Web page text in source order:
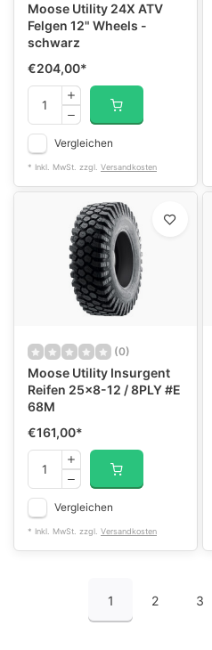
Moose Utility 24X ATV
Felgen 12" Wheels -
schwarz
€204,00*
Vergleichen
* Inkl. MwSt. zzgl. Versandkosten
(0)
Moose Utility Insurgent
Reifen 25x8-12 / 8PLY #E
68M
€161,00*
Vergleichen
* Inkl. MwSt. zzgl. Versandkosten
1 2 3